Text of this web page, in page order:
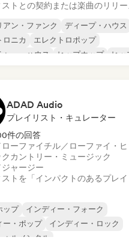
トとの契約または楽曲のリリー
アン・ファンク
ディープ・ハウス
ロニカ
エレクトロポップ
ャー・ハウス
ヒップホップ
ヒッ
ADAD Audio
プレイリスト・キュレーター
件の回答
ーファイチル／ローファイ・
カントリー・ミュージック
ジャージー
トを「インパクトのあるプレ
ップ
インディー・フォーク
ー・ポップ
インディー・ロック
ゥルメンタル